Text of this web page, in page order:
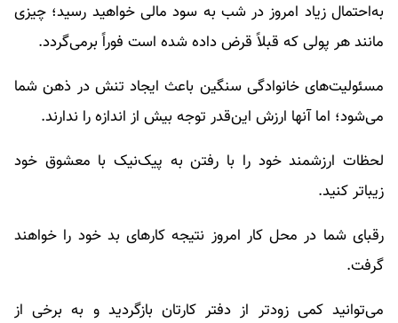
به‌احتمال زیاد امروز در شب به سود مالی خواهید رسید؛ چیزی
مانند هر پولی که قبلاً قرض داده شده است فوراً برمی‌گردد.
مسئولیت‌های خانوادگی سنگین باعث ایجاد تنش در ذهن شما
می‌شود؛ اما آنها ارزش این‌قدر توجه بیش از اندازه را ندارند.
لحظات ارزشمند خود را با رفتن به پیک‌نیک با معشوق خود
زیباتر کنید.
رقبای شما در محل کار امروز نتیجه کارهای بد خود را خواهند
گرفت.
می‌توانید کمی زودتر از دفتر کارتان بازگردید و به برخی از